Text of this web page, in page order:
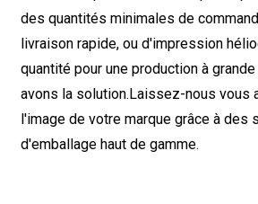
des quantités minimales de
livraison rapide, ou d'impression
quantité pour une production à
avons la solution.Laissez-nous vous
l'image de votre marque grâce à des
d'emballage haut de gamme.